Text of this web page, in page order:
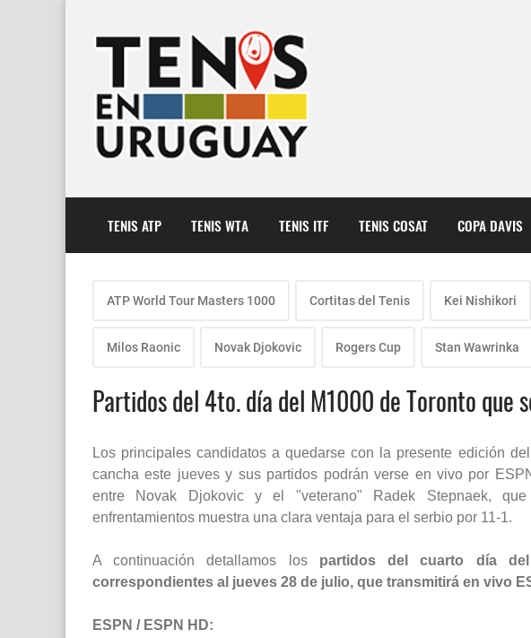
TENIS ATP TENIS WTA TENIS ITF TENIS COSAT COPA DAVIS
ATP World Tour Masters 1000 Cortitas del Tenis Kei Nishikori
Milos Raonic Novak Djokovic Rogers Cup Stan Wawrinka
Partidos del 4to. día del M1000 de Toronto que
Los principales candidatos a quedarse con la presente edición
cancha este jueves y sus partidos podrán verse en vivo por
entre Novak Djokovic y el "veterano" Radek Stepnaek,
enfrentamientos muestra una clara ventaja para el serbio por 11-1.
A continuación detallamos los partidos del cuarto día
correspondientes al jueves 28 de julio, que transmitirá en vivo
ESPN / ESPN HD: